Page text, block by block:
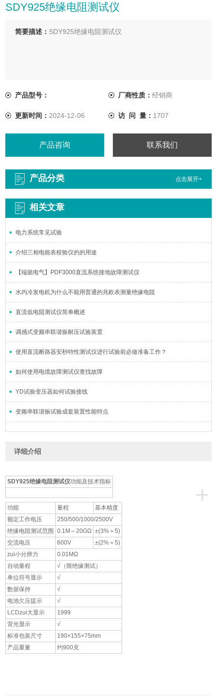
SDY925绝缘电阻测试仪
简要描述： SDY925绝缘电阻测试仪
产品型号： 厂商性质： 经销商
更新时间： 2024-12-06 访 问 量： 1707
产品咨询 联系我们
产品分类 点击展开+
相关文章
电力系统常见试验
介绍三相电能表校验仪的的用途
【端懿电气】PDF3000直流系统接地故障测试仪
水内冷发电机为什么不能用普通的兆欧表测量绝缘电阻
直流低电阻测试仪简单概述
调感式变频串联谐振耐压试验装置
使用直流断路器安秒特性测试仪进行试验前必做准备工作？
如何使用电缆故障测试仪查找故障
YD试验变压器如何试验接线
变频串联谐振试验成套装置性能特点
详细介绍
+
SDY925绝缘电阻测试仪功能及技术指标
功能 量程
基本精度
额定工作电压
250/500/1000/2500V
绝缘电阻测试范围 0.1M～20GΩ ±(3%＋5)
交流电压
600V
±(2%＋5)
zui小分辨力
0.01MΩ
自动量程
√（限绝缘测试）
单位符号显示
√
数据保持
√
电池欠压提示
√
LCDzui大显示
1999
背光显示
√
标准包装尺寸
190×155×75mm
产品重量
约900克